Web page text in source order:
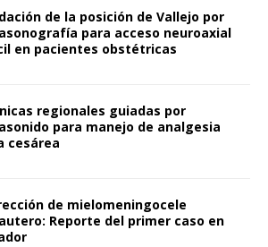
de la posición de Vallejo por
para acceso neuroaxial
en pacientes obstétricas
regionales guiadas por
para manejo de analgesia
cesárea
de mielomeningocele
Reporte del primer caso en